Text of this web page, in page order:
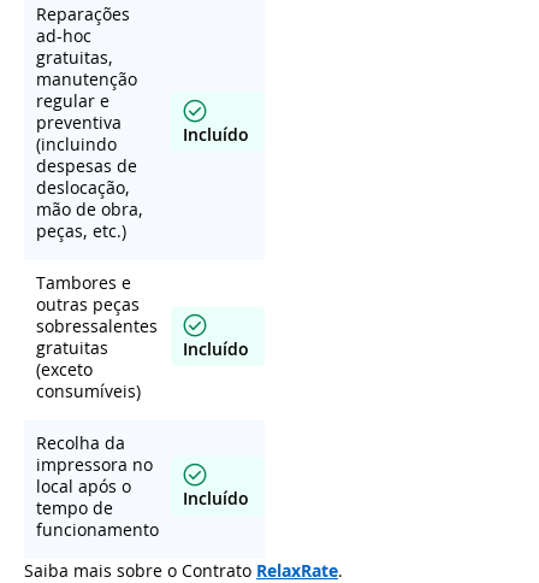
Reparações
ad-hoc
gratuitas,
manutenção
regular e
preventiva
(incluindo
despesas de
deslocação,
mão de obra,
peças, etc.)
Incluído
Tambores e
outras peças
sobressalentes
gratuitas
(exceto
consumíveis)
Incluído
Recolha da
impressora no
local após o
tempo de
funcionamento
Incluído
Saiba mais sobre o Contrato RelaxRate.